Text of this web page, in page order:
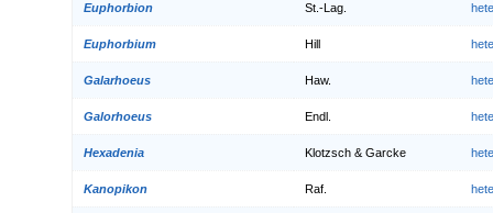
Euphorbion St.-Lag.
Euphorbium Hill
Galarhoeus Haw.
Galorhoeus Endl.
Hexadenia Klotzsch & Garcke
Kanopikon Raf.